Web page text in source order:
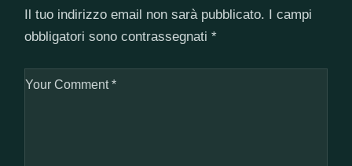
Il tuo indirizzo email non sarà pubblicato. I campi
obbligatori sono contrassegnati*